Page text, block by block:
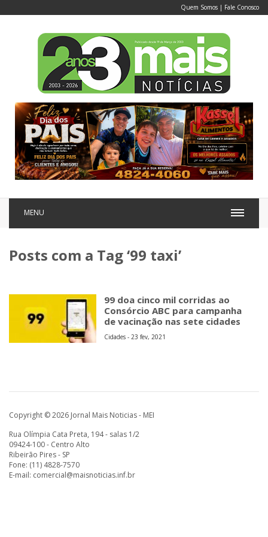
Quem Somos | Fale Conosco
MENU
Posts com a Tag ‘99 taxi’
99 doa cinco mil corridas ao
Consórcio ABC para campanha
de vacinação nas sete cidades
Cidades - 23 fev, 2021
Copyright © 2026 Jornal Mais Noticias - MEI
Rua Olímpia Cata Preta, 194 - salas 1/2
09424-100 - Centro Alto
Ribeirão Pires - SP
Fone: (11) 4828-7570
E-mail: comercial@maisnoticias.inf.br